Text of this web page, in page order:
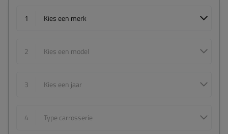
1 Kies een merk
2 Kies een model
3 Kies een jaar
4 Type carrosserie